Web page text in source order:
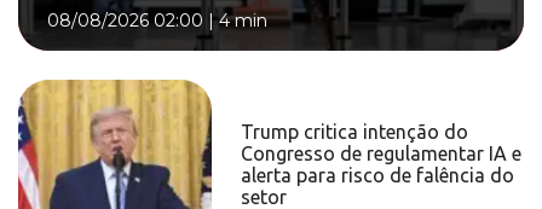
08/08/2026 02:00 |4 min
Trump critica intenção do
Congresso de regulamentar IA e
alerta para risco de falência do
setor